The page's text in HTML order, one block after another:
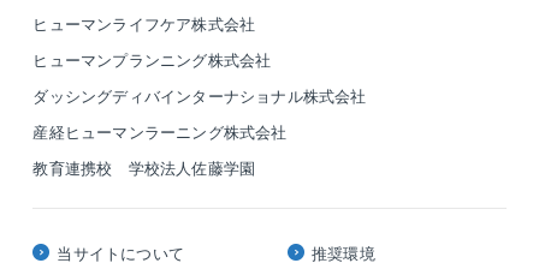
ヒューマンライフケア株式会社
ヒューマンプランニング株式会社
ダッシングディバインターナショナル株式会社
産経ヒューマンラーニング株式会社
教育連携校 学校法人佐藤学園
当サイトについて
推奨環境